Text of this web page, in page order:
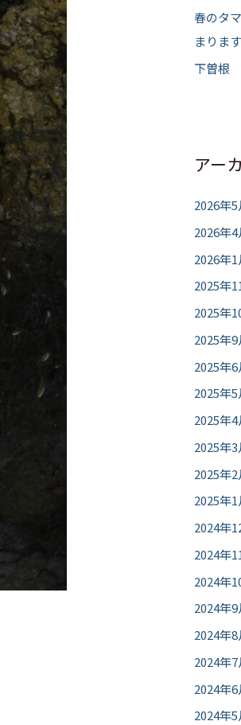
春のタ
まります
下曽根
アー
2026年5
2026年4
2026年1
2025年
2025年
2025年9
2025年6
2025年5
2025年4
2025年3
2025年2
2025年1
2024年
2024年
2024年
2024年9
2024年8
2024年7
2024年6
2024年5